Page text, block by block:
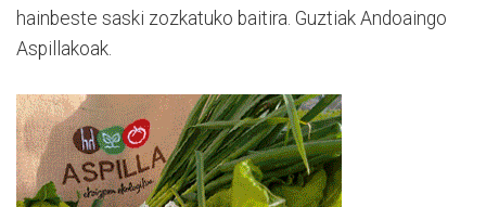
hainbeste saski zozkatuko baitira. Guztiak Andoaingo
Aspillakoak.